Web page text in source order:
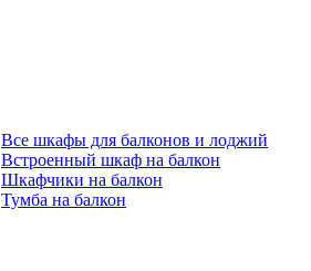
Все шкафы для балконов и лоджий
Встроенный шкаф на балкон
Шкафчики на балкон
Тумба на балкон